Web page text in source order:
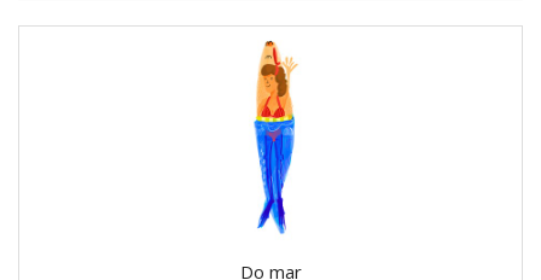
Do mar